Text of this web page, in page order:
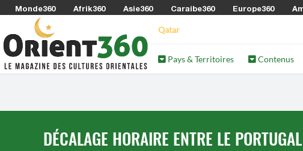
Monde360 Afrik360 Asie360 Caraibe360 Europe360
Qatar
Pays & Territoires Contenus
DÉCALAGE HORAIRE ENTRE LE